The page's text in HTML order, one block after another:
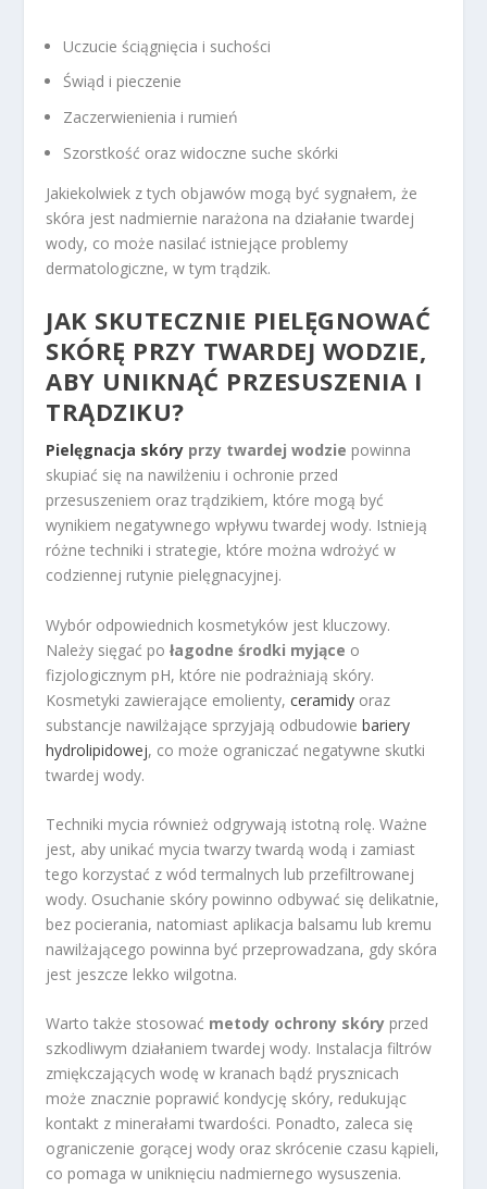
Uczucie ściągnięcia i suchości
Świąd i pieczenie
Zaczerwienienia i rumień
Szorstkość oraz widoczne suche skórki
Jakiekolwiek z tych objawów mogą być sygnałem, że
skóra jest nadmiernie narażona na działanie twardej
wody, co może nasilać istniejące problemy
dermatologiczne, w tym trądzik.
JAK SKUTECZNIE PIELĘGNOWAĆ
SKÓRĘ PRZY TWARDEJ WODZIE,
ABY UNIKNĄĆ PRZESUSZENIA I
TRĄDZIKU?
Pielęgnacja skóry przy twardej wodzie powinna
skupiać się na nawilżeniu i ochronie przed
przesuszeniem oraz trądzikiem, które mogą być
wynikiem negatywnego wpływu twardej wody. Istnieją
różne techniki i strategie, które można wdrożyć w
codziennej rutynie pielęgnacyjnej.
Wybór odpowiednich kosmetyków jest kluczowy.
Należy sięgać połagodne środki myjące o
fizjologicznym pH, które nie podrażniają skóry.
Kosmetyki zawierające emolienty,ceramidy oraz
substancje nawilżające sprzyjają odbudowiebariery
hydrolipidowej, co może ograniczać negatywne skutki
twardej wody.
Techniki mycia również odgrywają istotną rolę. Ważne
jest, aby unikać mycia twarzy twardą wodą i zamiast
tego korzystać z wód termalnych lub przefiltrowanej
wody. Osuchanie skóry powinno odbywać się delikatnie,
bez pocierania, natomiast aplikacja balsamu lub kremu
nawilżającego powinna być przeprowadzana, gdy skóra
jest jeszcze lekko wilgotna.
Warto także stosować metody ochrony skóry przed
szkodliwym działaniem twardej wody. Instalacja filtrów
zmiękczających wodę w kranach bądź prysznicach
może znacznie poprawić kondycję skóry, redukując
kontakt z minerałami twardości. Ponadto, zaleca się
ograniczenie gorącej wody oraz skrócenie czasu kąpieli,
co pomaga w uniknięciu nadmiernego wysuszenia.